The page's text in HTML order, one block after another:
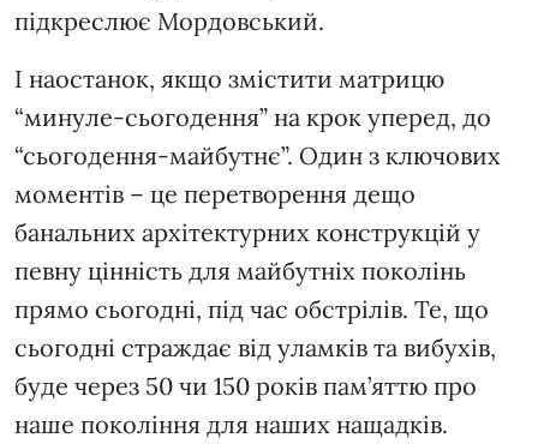
підкреслює Мордовський.
І наостанок, якщо змістити матрицю
“минуле-сьогодення” на крок уперед, до
“сьогодення-майбутнє”. Один з ключових
моментів – це перетворення дещо
банальних архітектурних конструкцій у
певну цінність для майбутніх поколінь
прямо сьогодні, під час обстрілів. Те, що
сьогодні страждає від уламків та вибухів,
буде через 50 чи 150 років пам’яттю про
наше покоління для наших нащадків.